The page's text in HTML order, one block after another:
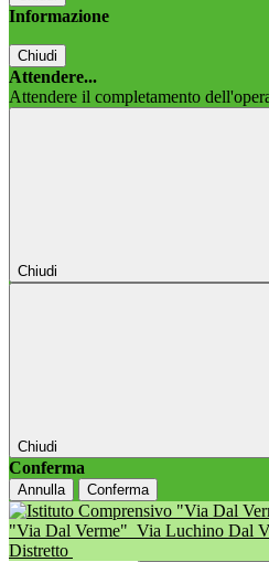
Informazione
Chiudi
Attendere...
Attendere il completamento
Chiudi
Chiudi
Conferma
Annulla Conferma
"Via Dal Verme" Via Luchino Dal
Distretto